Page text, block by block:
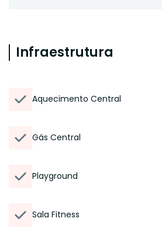
Infraestrutura
Aquecimento Central
Gás Central
Playground
Sala Fitness